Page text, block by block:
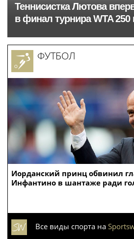
Теннисистка Лютова
в финал турнира WTA
Иорданский принц обвинил
Инфантино в шантаже ради
ФУТБОЛ
Все виды спорта на